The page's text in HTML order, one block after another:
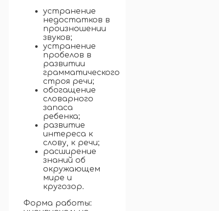
устранение
недостатков в
произношении
звуков;
устранение
пробелов в
развитии
грамматического
строя речи;
обогащение
словарного
запаса
ребенка;
развитие
интереса к
слову, к речи;
расширение
знаний об
окружающем
мире и
кругозор.
Форма работы: